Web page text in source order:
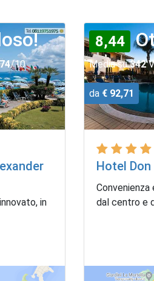
/10
in
8,44
Media su342
da € 92,71
Hotel
dal centro e